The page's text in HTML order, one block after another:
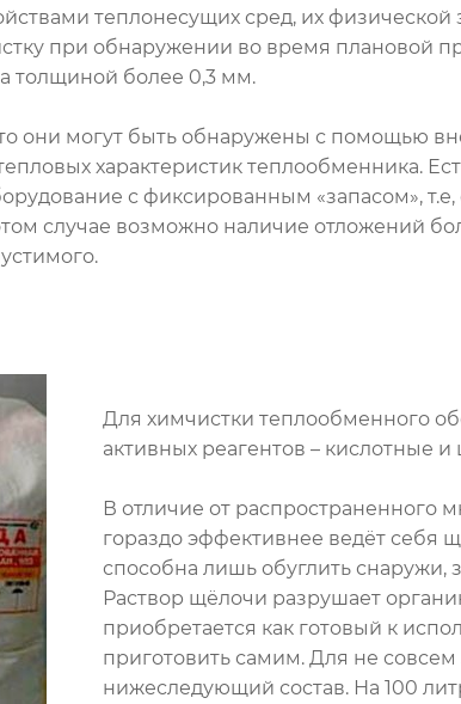
теплонесущих сред, их физической
при обнаружении во время плановой
толщиной более 0,3 мм.
они могут быть обнаружены с помощью
характеристик теплообменника.
с фиксированным «запасом», т.е,
случае возможно наличие отложений
Для химчистки теплообменного
активных реагентов – кислотные
В отличие от распространенного
гораздо эффективнее ведёт себя
способна лишь обуглить снаружи,
Раствор щёлочи разрушает
приобретается как готовый к
приготовить самим. Для не
нижеследующий состав. На 100